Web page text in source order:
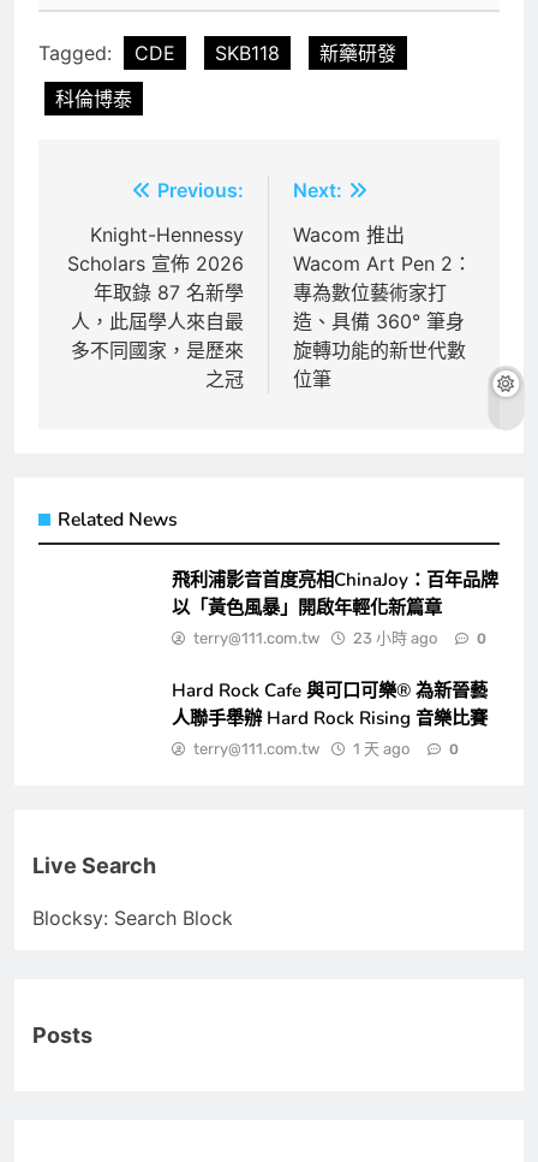
Tagged: CDE SKB118
新藥研發
科倫博泰
導
覽
Previous:
Knight-Hennessy
Scholars 宣佈 2026
年取錄 87 名新學
人，此屆學人來自最
多不同國家，是歷來
之冠
Next:
Wacom 推出
Wacom Art Pen 2：
專為數位藝術家打
造、具備 360° 筆身
旋轉功能的新世代數
位筆
Related News
飛利浦影音首度亮相ChinaJoy：百年品牌
以「黃色風暴」開啟年輕化新篇章
terry@111.com.tw 23 小時 ago 0
Hard Rock Cafe 與可口可樂® 為新晉藝
人聯手舉辦 Hard Rock Rising 音樂比賽
terry@111.com.tw 1 天 ago 0
Live Search
Blocksy: Search Block
Posts